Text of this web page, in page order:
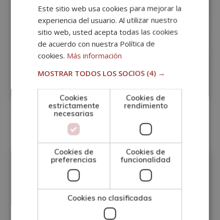
Máster En Primeros Auxilios Para
Deportistas + Experto En
Desfibrilación y SVB
Matricúlate:1.580€ 395€
Precio:
Matricúlate: 1.580€
Este sitio web usa cookies para mejorar la
experiencia del usuario. Al utilizar nuestro
sitio web, usted acepta todas las cookies
de acuerdo con nuestra Política de
cookies. Más información
MOSTRAR TODOS LOS SOCIOS (4) →
Cookies
estrictamente
necesarias
Cookies de
rendimiento
Cookies de
preferencias
Cookies de
funcionalidad
Cookies no clasificadas